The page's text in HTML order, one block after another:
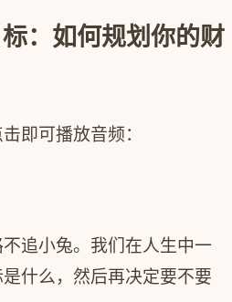
：如何规划你的财
即可播放音频：
追小兔。我们在人生中一
什么，然后再决定要不要